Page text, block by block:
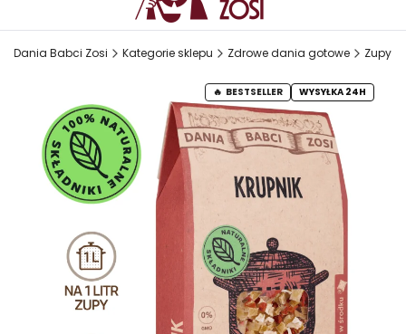
Dania Babci Zosi Kategorie sklepu Zdrowe dania gotowe Zupy
BESTSELLER WYSYŁKA 24H